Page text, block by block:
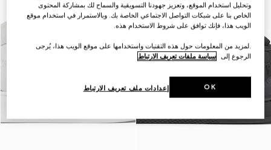
وتحليل استخدام الموقع، وتعزيز جهودنا التسويقية والسماح لك بمشاركة المحتوى
الخاص بنا على شبكات التواصل الاجتماعي الخاصة بك. وبالاستمرار في استخدام موقع
الويب هذا، فإنك توافق على شروط الاستخدام هذه.
.لمزيد من المعلومات حول هذه التقنيات واستخدامها على موقع الويب هذا، يُرجى
الرجوع إلى سياسة ملفات تعريف الارتباط
إعدادات ملف تعريف الارتباط OK